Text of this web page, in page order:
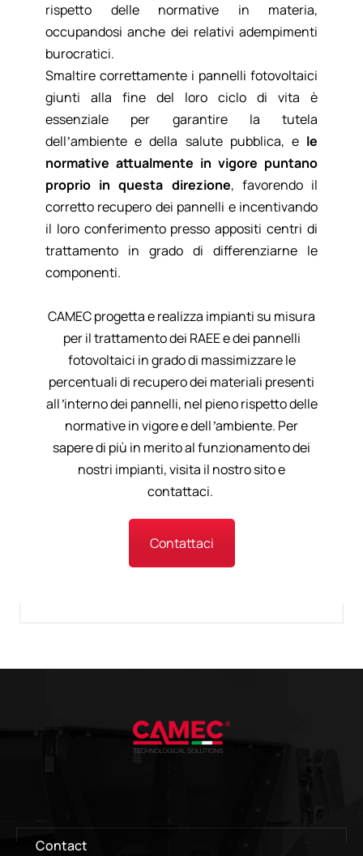
rispetto delle normative in materia,
occupandosi anche dei relativi adempimenti
burocratici.
Smaltire correttamente i pannelli fotovoltaici
giunti alla fine del loro ciclo di vita è
essenziale per garantire la tutela
dell’ambiente e della salute pubblica, e le
normative attualmente in vigore puntano
proprio in questa direzione, favorendo il
corretto recupero dei pannelli e incentivando
il loro conferimento presso appositi centri di
trattamento in grado di differenziarne le
componenti.
CAMEC progetta e realizza impianti su misura
per il trattamento dei RAEE e dei pannelli
fotovoltaici in grado di massimizzare le
percentuali di recupero dei materiali presenti
all’interno dei pannelli, nel pieno rispetto delle
normative in vigore e dell’ambiente. Per
sapere di più in merito al funzionamento dei
nostri impianti, visita il nostro sito e
contattaci.
Contattaci
Contact